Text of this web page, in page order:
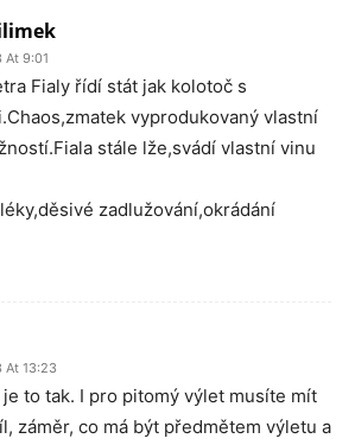
At 9:01
Fialy řídí stát jak kolotoč s
vyprodukovaný vlastní
stále lže,svádí vlastní vinu
zadlužování,okrádání
At 13:23
to tak. I pro pitomý výlet musíte mít
záměr, co má být předmětem výletu a